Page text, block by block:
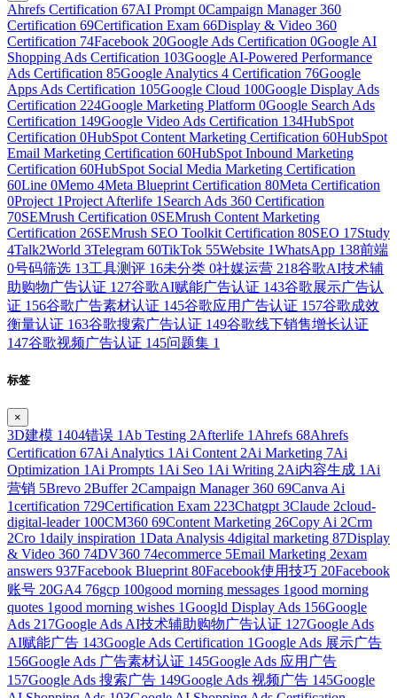
Ahrefs Certification 67AI Prompt 0Campaign Manager 360
Certification 69Certification Exam 66Display & Video 360
Certification 74Facebook 20Google Ads Certification 0Google AI
Shopping Ads Certification 103Google AI-Powered Performance
Ads Certification 85Google Analytics 4 Certification 76Google
Apps Ads Certification 105Google Cloud 100Google Display Ads
Certification 224Google Marketing Platform 0Google Search Ads
Certification 149Google Video Ads Certification 134HubSpot
Certification 0HubSpot Content Marketing Certification 60HubSpot
Email Marketing Certification 60HubSpot Inbound Marketing
Certification 60HubSpot Social Media Marketing Certification
60Line 0Memo 4Meta Blueprint Certification 80Meta Certification
0Project 1Project Afterlife 1 Search Ads 360 Certification
70SEMrush Certification 0SEMrush Content Marketing
Certification 26SEMrush SEO Toolkit Certification 80SEO 17Study
4Talk2World 3Telegram 60TikTok 55Website 1WhatsApp 138前端
0号码筛选 13工具测评 16未分类 0社媒运营 218谷歌AI技术辅
助购物广告认证 127谷歌AI赋能广告认证 143谷歌展示广告认
证 156谷歌广告素材认证 145谷歌应用广告认证 157谷歌成效
衡量认证 163谷歌搜索广告认证 149谷歌线下销售增长认证
147谷歌视频广告认证 145问题集 1
标签
×
3D建模 1404错误 1 Ab Testing 2Afterlife 1 Ahrefs 68Ahrefs
Certification 67Ai Analytics 1 Ai Content 2Ai Marketing 7Ai
Optimization 1 Ai Prompts 1 Ai Seo 1 Ai Writing 2Ai内容生成 1 Ai
营销 5Brevo 2Buffer 2Campaign Manager 360 69Canva Ai
1certification 729Certification Exam 223Chatgpt 3Claude 2cloud-
digital-leader 100CM360 69Content Marketing 26Copy Ai 2Crm
2Cro 1daily inspiration 1Data Analysis 4digital marketing 87Display
& Video 360 74DV360 74ecommerce 5Email Marketing 2exam
answers 937Facebook Blueprint 80Facebook使用技巧 20Facebook
账号 20GA4 76gcp 100good morning messages 1 good morning
quotes 1 good morning wishes 1Googld Display Ads 156Google
Ads 217Google Ads AI技术辅助购物广告认证 127Google Ads
AI赋能广告 143Google Ads Certification 1Google Ads 展示广告
156Google Ads 广告素材认证 145Google Ads 应用广告
157Google Ads 搜索广告 149Google Ads 视频广告 145Google